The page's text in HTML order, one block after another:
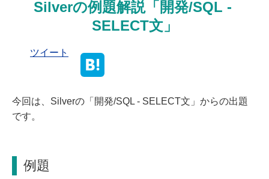
Silverの例題解説「開発/SQL -
SELECT文」
ツイート
今回は、Silverの「開発/SQL - SELECT文」からの出題
です。
例題